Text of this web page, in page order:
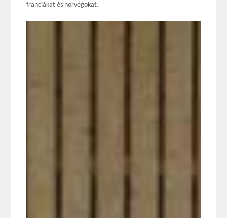
franciákat és norvégokat.